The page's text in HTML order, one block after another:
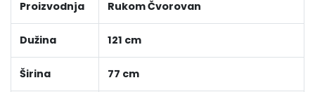
Proizvodnja Rukom Čvorovan
Dužina 121 cm
Širina 77 cm